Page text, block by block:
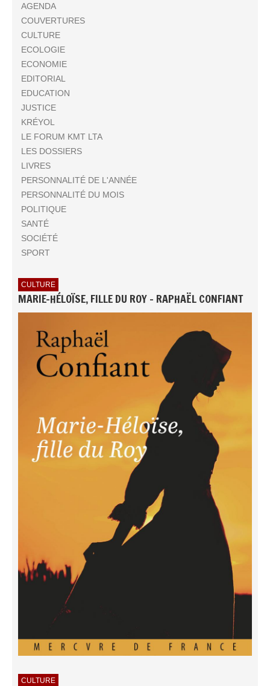
AGENDA
COUVERTURES
CULTURE
ECOLOGIE
ECONOMIE
EDITORIAL
EDUCATION
JUSTICE
KRÉYOL
LE FORUM KMT LTA
LES DOSSIERS
LIVRES
PERSONNALITÉ DE L'ANNÉE
PERSONNALITÉ DU MOIS
POLITIQUE
SANTÉ
SOCIÉTÉ
SPORT
CULTURE
MARIE-HÉLOÏSE, FILLE DU ROY - RAPHAËL CONFIANT
CULTURE